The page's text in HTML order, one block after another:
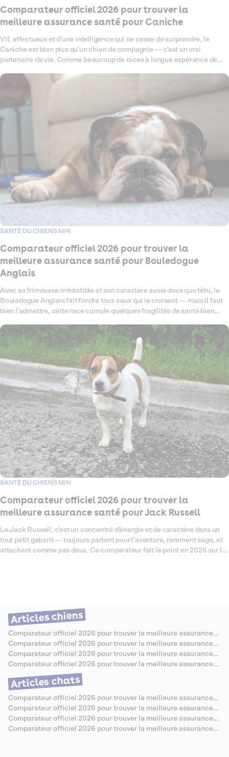
Comparateur officiel 2026 pour trouver la
meilleure assurance santé pour Caniche
Vif, affectueux et d'une intelligence qui ne cesse de surprendre, le
Caniche est bien plus qu'un chien de compagnie — c'est un vrai
partenaire de vie. Comme beaucoup de races à longue espérance de
articulaires, affections oculaires ou encore otites à répétition, autant de
comparateur fait le point en 2026 sur les meilleures assurances santé
pour Caniche, pour vous aider à choisir, sereinement et en toute clarté,
la formule qui lui correspond vraiment.
SANTÉ DU CHIEN 5 MIN
Comparateur officiel 2026 pour trouver la
meilleure assurance santé pour Bouledogue
Anglais
Avec sa frimousse irrésistible et son caractère aussi doux que têtu, le
Bouledogue Anglais fait fondre tous ceux qui le croisent — mais il faut
bien l'admettre, cette race cumule quelques fragilités de santé bien
sensibilités cutanées, articulations à surveiller de près. Ce comparateur
fait le point en 2026 sur les meilleures assurances santé pour chien
disponibles pour votre Bouledogue Anglais, en passant au crible les
garanties, les exclusions et les tarifs qui comptent vraiment pour cette
race. L'objectif ? Vous aider à trouver la couverture qui lui ressemble —
solide, pensée pour lui, et sans mauvaise surprise le jour où vous en
avez le plus besoin.
SANTÉ DU CHIEN 5 MIN
Comparateur officiel 2026 pour trouver la
meilleure assurance santé pour Jack Russell
Le Jack Russell, c'est un concentré d'énergie et de caractère dans un
tout petit gabarit — toujours partant pour l'aventure, rarement sage, et
attachant comme pas deux. Ce comparateur fait le point en 2026 sur les
Articles chiens
Comparateur officiel 2026 pour trouver la meilleure assurance
santé pour Berger Allemand
Comparateur officiel 2026 pour trouver la meilleure assurance
santé pour Caniche
Comparateur officiel 2026 pour trouver la meilleure assurance
santé pour Bouledogue Anglais
Comparateur officiel 2026 pour trouver la meilleure assurance
santé pour Jack Russell
Articles chats
Comparateur officiel 2026 pour trouver la meilleure assurance
santé pour Chartreux
Comparateur officiel 2026 pour trouver la meilleure assurance
santé pour Sibérien
Comparateur officiel 2026 pour trouver la meilleure assurance
santé pour Abyssin
Comparateur officiel 2026 pour trouver la meilleure assurance